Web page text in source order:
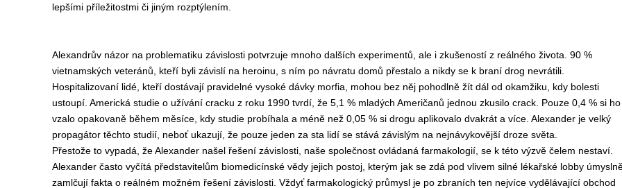
lepšími příležitostmi či jiným rozptýlením.
Alexandrův názor na problematiku závislosti potvrzuje mnoho dalších experimentů, ale i zkušeností z reálného života. 90 %
vietnamských veteránů, kteří byli závislí na heroinu, s ním po návratu domů přestalo a nikdy se k braní drog nevrátili.
Hospitalizovaní lidé, kteří dostávají pravidelné vysoké dávky morfia, mohou bez něj pohodlně žít dál od okamžiku, kdy bolesti
ustoupí. Americká studie o užívání cracku z roku 1990 tvrdí, že 5,1 % mladých Američanů jednou zkusilo crack. Pouze 0,4 % si ho
vzalo opakovaně během měsíce, kdy studie probíhala a méně než 0,05 % si drogu aplikovalo dvakrát a více. Alexander je velký
propagátor těchto studií, neboť ukazují, že pouze jeden za sta lidí se stává závislým na nejnávykovější droze světa.
Přestože to vypadá, že Alexander našel řešení závislosti, naše společnost ovládaná farmakologií, se k této výzvě čelem nestaví.
Alexander často vyčítá představitelům biomedicínské vědy jejich postoj, kterým jak se zdá pod vlivem silné lékařské lobby
zamlčují fakta o reálném možném řešení závislosti. Vždyť farmakologický průmysl je po zbraních ten nejvíce vydělávající obchod